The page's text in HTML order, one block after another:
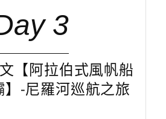
3
【阿拉伯式風帆船
-尼羅河巡航之旅